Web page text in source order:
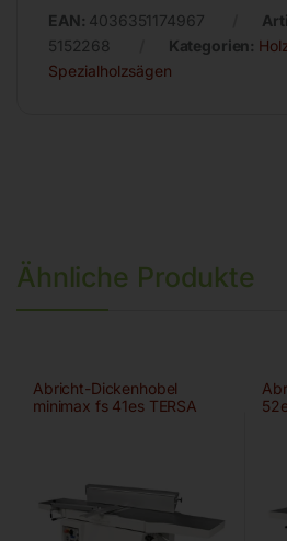
EAN: 4036351174967
5152268
Kategorien:
Spezialholzsägen
Ähnliche Produkte
Abricht-Dickenhobel
minimax fs 41es TERSA